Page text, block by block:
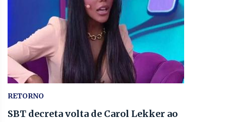
RETORNO
SBT decreta volta de Carol Lekker ao